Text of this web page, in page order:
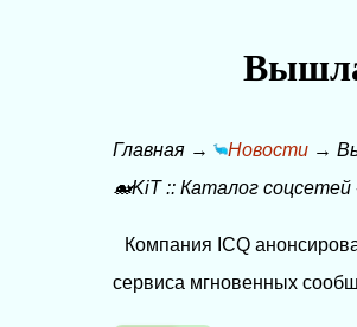
Главная → Новости →
🐋KiT::Каталог соцсетей
Компания ICQ
сервиса мгновенных